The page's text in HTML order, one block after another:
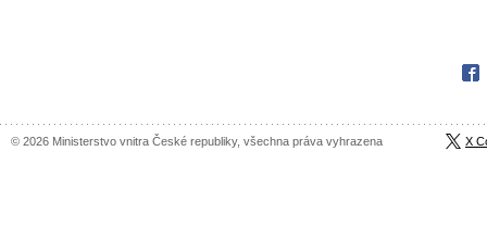
© 2026 Ministerstvo vnitra České republiky, všechna práva vyhrazena X